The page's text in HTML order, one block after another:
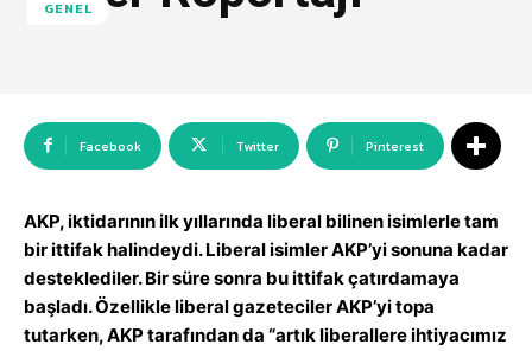
GENEL
Facebook Twitter Pinterest
AKP, iktidarının ilk yıllarında liberal bilinen isimlerle tam
bir ittifak halindeydi. Liberal isimler AKP’yi sonuna kadar
desteklediler. Bir süre sonra bu ittifak çatırdamaya
başladı. Özellikle liberal gazeteciler AKP’yi topa
tutarken, AKP tarafından da “artık liberallere ihtiyacımız